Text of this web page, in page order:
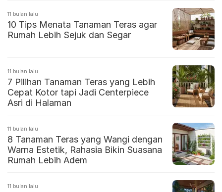
11 bulan lalu
10 Tips Menata Tanaman Teras agar
Rumah Lebih Sejuk dan Segar
11 bulan lalu
7 Pilihan Tanaman Teras yang Lebih
Cepat Kotor tapi Jadi Centerpiece
Asri di Halaman
11 bulan lalu
8 Tanaman Teras yang Wangi dengan
Warna Estetik, Rahasia Bikin Suasana
Rumah Lebih Adem
11 bulan lalu